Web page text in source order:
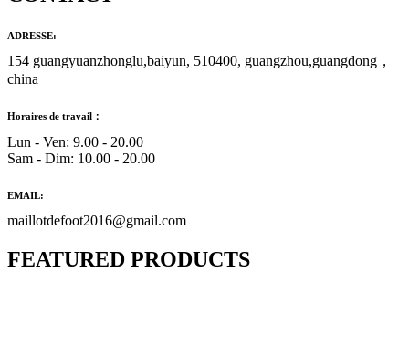
ADRESSE:
154 guangyuanzhonglu,baiyun, 510400, guangzhou,guangdong，
china
Horaires de travail：
Lun - Ven: 9.00 - 20.00
Sam - Dim: 10.00 - 20.00
EMAIL:
maillotdefoot2016@gmail.com
FEATURED PRODUCTS